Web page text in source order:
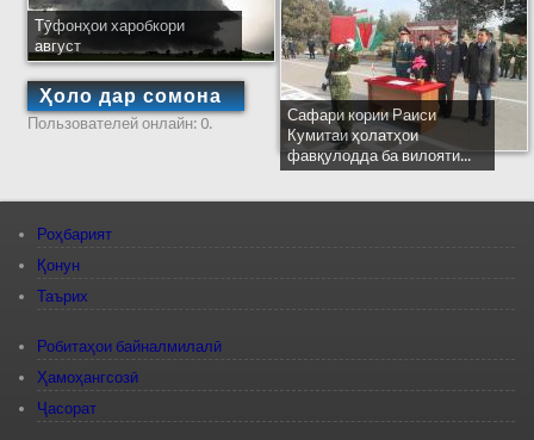
Тӯфонҳои харобкори
август
Ҳоло дар сомона
Пользователей онлайн: 0.
Сафари кории Раиси
Кумитаи ҳолатҳои
фавқулодда ба вилояти...
Роҳбарият
Қонун
Таърих
Робитаҳои байналмилалӣ
Ҳамоҳангсозӣ
Ҷасорат